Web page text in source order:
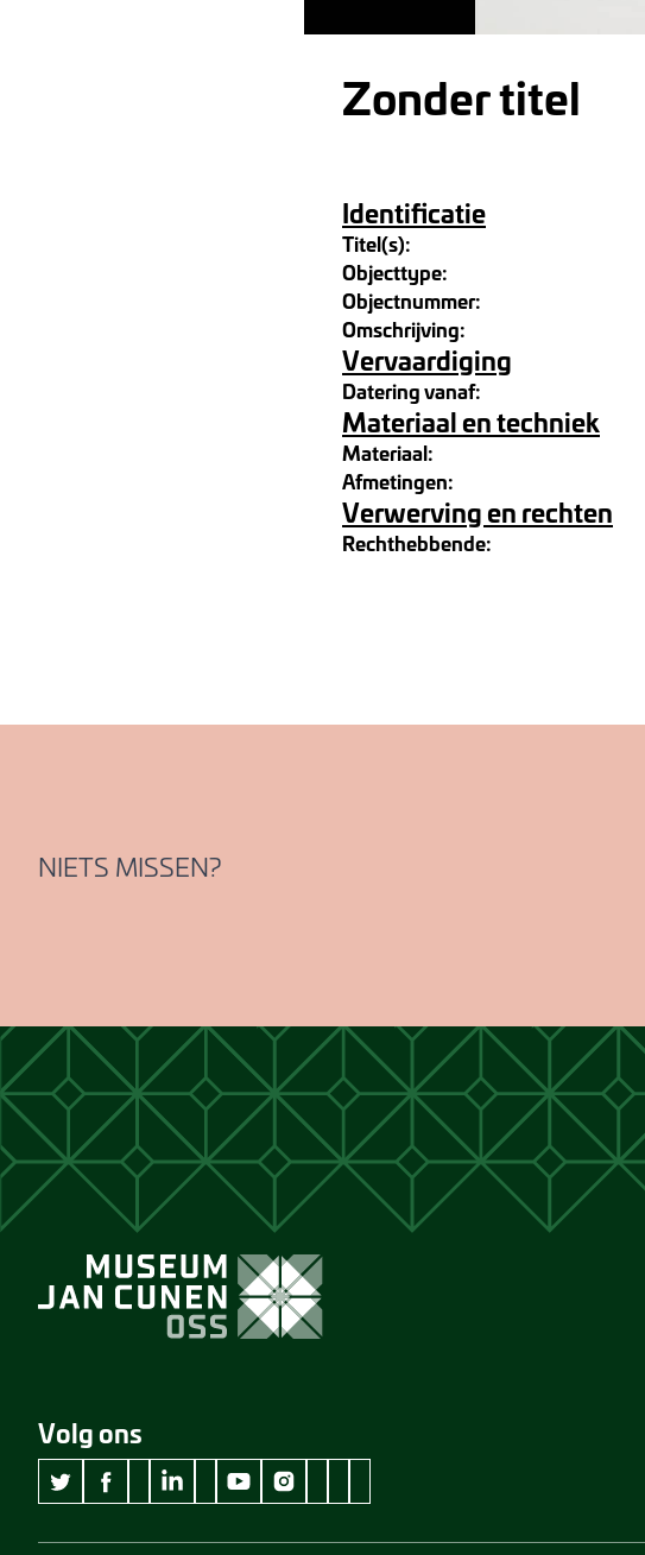
Zonder titel
Identificatie
Titel(s):
Objecttype:
Objectnummer:
Omschrijving:
Vervaardiging
Datering vanaf:
Materiaal en techniek
Materiaal:
Afmetingen:
Verwerving en rechten
Rechthebbende:
NIETS MISSEN?
Volg ons
twitter Museum Jan Cunen
facebook Museum Jan Cunen
wikipedia Museum Jan Cunen
linkedin Museum Jan Cunen
googleplus Museum Jan Cunen
youtube Museum Jan Cunen
instagram Museum Jan Cunen